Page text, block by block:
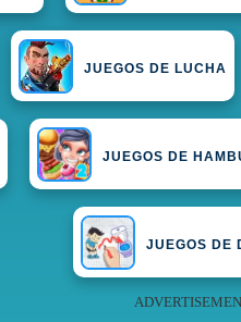
JUEGOS DE LUCHA
JUEGOS DE
JUEGOS DE